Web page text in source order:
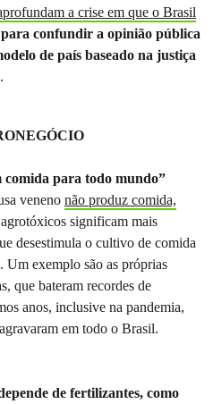
a crise em que o Brasil
para confundir a opinião pública
de país baseado na justiça
.
comida para todo mundo”
veneno não produz comida,
significam mais
desestimula o cultivo de comida
Um exemplo são as próprias
que bateram recordes de
anos, inclusive na pandemia,
em todo o Brasil.
de fertilizantes, como